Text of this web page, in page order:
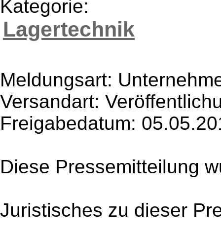
Kategorie:
Lagertechnik
Meldungsart:
Versandart:
Freigabedatum:
Diese Pressemitteilung
Juristisches zu dieser